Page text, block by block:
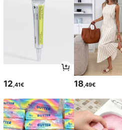
12,41€ 18,49€